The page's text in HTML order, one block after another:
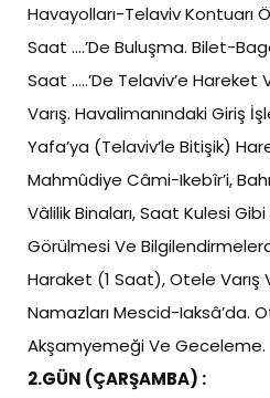
Havayolları-Telaviv Kontuarı
Saat ….’De Buluşma. Bilet-
Saat …..’De Telaviv’e Hareket
Varış. Havalimanındaki Giriş
Yafa’ya (Telaviv’le Bitişik)
Mahmûdiye Câmi-Ikebîr’i,
Vâlilik Binaları, Saat Kulesi
Görülmesi Ve
Haraket (1 Saat), Otele Varış
Namazları Mescid-Iaksâ’da.
Akşamyemeği Ve Geceleme.
2.GÜN (ÇARŞAMBA) :